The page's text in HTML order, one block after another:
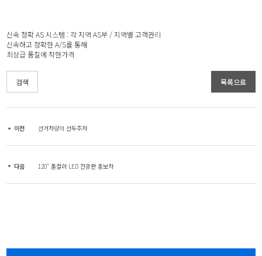
신속 정확 AS 시스템 : 각 지역 AS부 / 지역별 고객관리
신속하고 정확한 A/S를 통해
최상급 품질에 착한가격
검색 목록으로
이전 선거차량의 선두주자
다음 120" 풀컬러 LED 전광판 홍보차